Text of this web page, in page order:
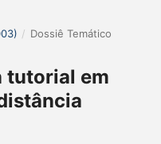
/ Dossiê Temático
tutorial em